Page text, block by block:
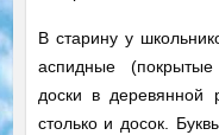
В старину у
аспидные
доски в деревянной
столько и досок.